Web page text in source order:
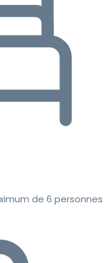
de 6 personnes